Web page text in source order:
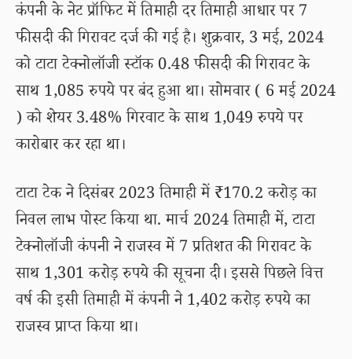
कंपनी के नेट प्रॉफिट में तिमाही दर तिमाही आधार पर 7
फीसदी की गिरावट दर्ज की गई है। शुक्रवार, 3 मई, 2024
को टाटा टेक्नोलॉजी स्टॉक 0.48 फीसदी की गिरावट के
साथ 1,085 रुपये पर बंद हुआ था। सोमवार ( 6 मई 2024
) को शेयर 3.48% गिरवाट के साथ 1,049 रुपये पर
कारोबार कर रहा था।
टाटा टेक ने दिसंबर 2023 तिमाही में ₹170.2 करोड़ का
निवल लाभ पोस्ट किया था. मार्च 2024 तिमाही में, टाटा
टेक्नोलॉजी कंपनी ने राजस्व में 7 प्रतिशत की गिरावट के
साथ 1,301 करोड़ रुपये की सूचना दी। इससे पिछले वित्त
वर्ष की इसी तिमाही में कंपनी ने 1,402 करोड़ रुपये का
राजस्व प्राप्त किया था।